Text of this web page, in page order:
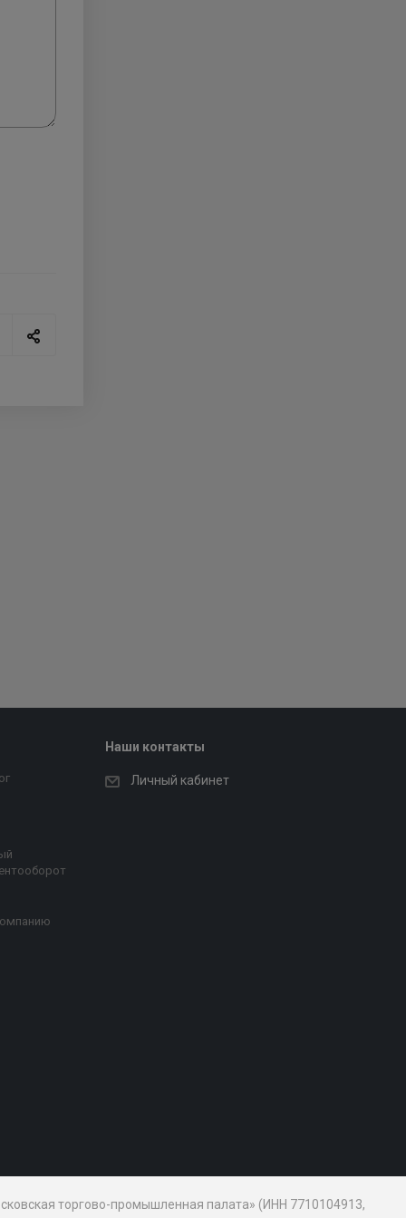
Наши контакты
Личный кабинет
торгово-промышленная палата» (ИНН 7710104913,